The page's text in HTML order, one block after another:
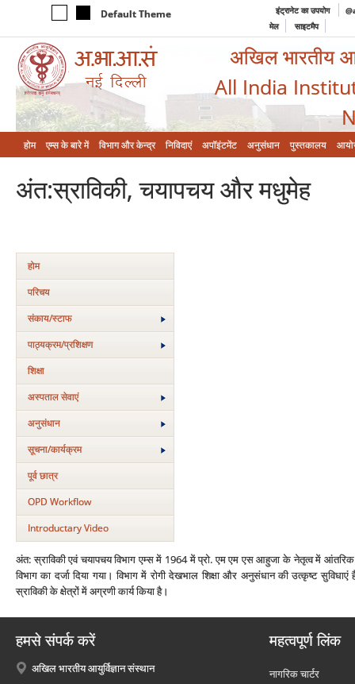
Default Theme इंट्रानेट का उपयोग
मेल
साइटमैप
अखिल भारतीय
All India
होम एम्‍स के बारे में विभाग और केन्‍द्र निविदाएं अपॉइंटमेंट अनुसंधान पुस्तकालय
अंत:स्राविकी, चयापचय और मधुमेह
होम
परिचय
संकाय/स्‍टाफ
पाठ्यक्रम/प्रशिक्षण
शिक्षा
अस्‍पताल सेवाएं
अनुसंधान
सूचना/कार्यक्रम
पूर्व छात्र
OPD Workflow
Introductary Video
अंत: स्राविकी एवं चयापचय विभाग एम्‍स में 1964 में प्रो. एम एम एस आहुजा के नेतृत्‍व में
विभाग का दर्जा दिया गया। विभाग में रोगी देखभाल शिक्षा और अनुसंधान की उत्‍कृष्‍ट
स्राविकी के क्षेत्रों में अग्रणी कार्य किया है।
हमसे संपर्क करें
अखिल भारतीय आयुर्विज्ञान संस्थान
महत्वपूर्ण लिंक
नागरिक चार्टर